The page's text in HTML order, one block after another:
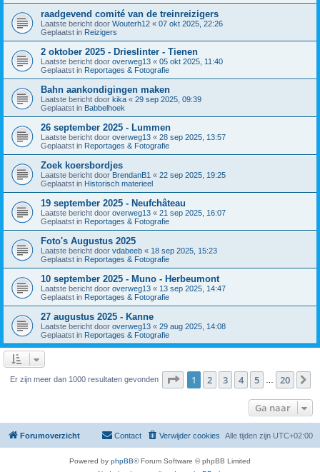
raadgevend comité van de treinreizigers
Laatste bericht door Wouterh12 « 07 okt 2025, 22:26
Geplaatst in Reizigers
2 oktober 2025 - Drieslinter - Tienen
Laatste bericht door overweg13 « 05 okt 2025, 11:40
Geplaatst in Reportages & Fotografie
Bahn aankondigingen maken
Laatste bericht door kika « 29 sep 2025, 09:39
Geplaatst in Babbelhoek
26 september 2025 - Lummen
Laatste bericht door overweg13 « 28 sep 2025, 13:57
Geplaatst in Reportages & Fotografie
Zoek koersbordjes
Laatste bericht door BrendanB1 « 22 sep 2025, 19:25
Geplaatst in Historisch materieel
19 september 2025 - Neufchâteau
Laatste bericht door overweg13 « 21 sep 2025, 16:07
Geplaatst in Reportages & Fotografie
Foto's Augustus 2025
Laatste bericht door vdabeeb « 18 sep 2025, 15:23
Geplaatst in Reportages & Fotografie
10 september 2025 - Muno - Herbeumont
Laatste bericht door overweg13 « 13 sep 2025, 14:47
Geplaatst in Reportages & Fotografie
27 augustus 2025 - Kanne
Laatste bericht door overweg13 « 29 aug 2025, 14:08
Geplaatst in Reportages & Fotografie
Er zijn meer dan 1000 resultaten gevonden Pagina van 20
1 2 3 4 5 20
Ga naar
Forumoverzicht Alle tijden zijn UTC+02:00
Verwijder cookies
Contact
Powered by phpBB® Forum Software © phpBB Limited